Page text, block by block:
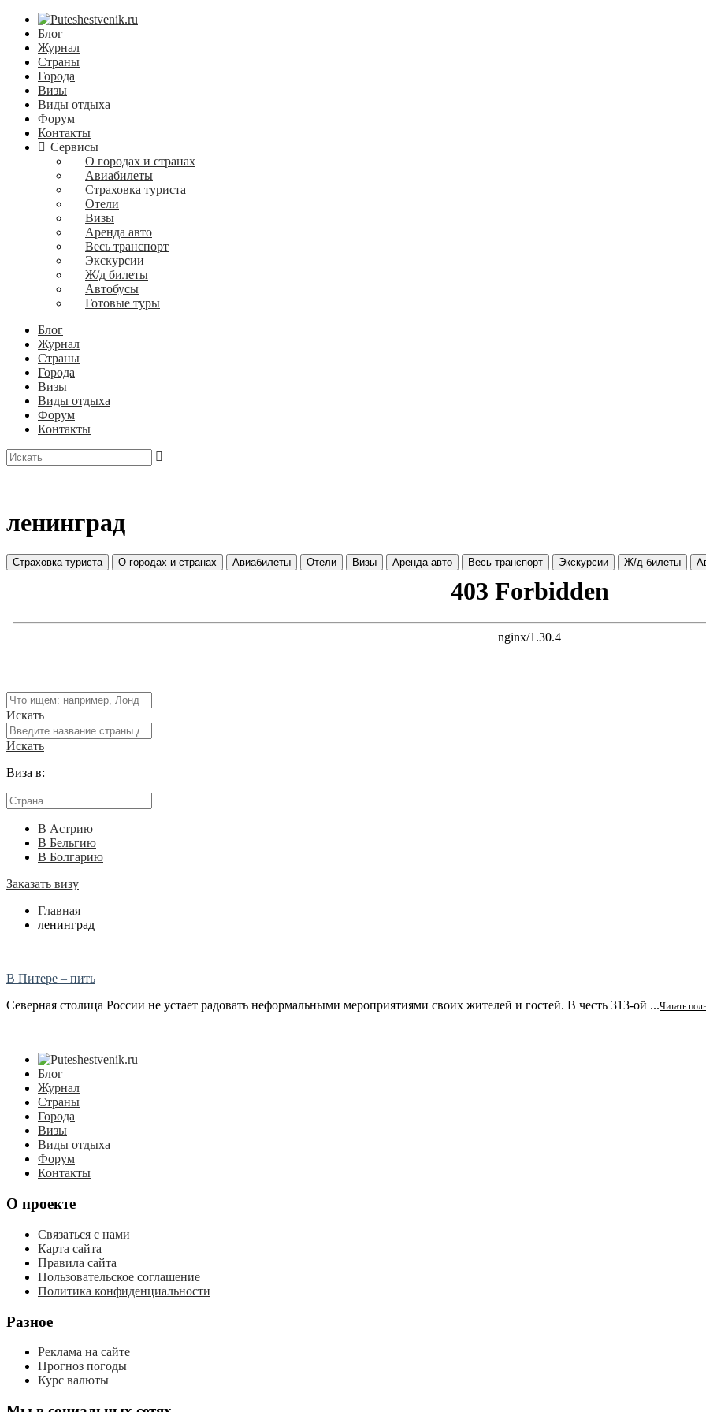
Блог
Журнал
Страны
Города
Визы
Виды отдыха
Форум
Контакты
Сервисы
О городах и странах
Авиабилеты
Страховка туриста
Отели
Визы
Аренда авто
Весь транспорт
Экскурсии
Ж/д билеты
Автобусы
Готовые туры
Блог
Журнал
Страны
Города
Визы
Виды отдыха
Форум
Контакты
ленинград
Страховка туриста О городах и странах Авиабилеты Отели Визы Аренда авто Весь транспорт Экскурсии Ж/д билеты
Искать
Искать
Виза в:
В Астрию
В Бельгию
В Болгарию
Заказать визу
Главная
ленинград
В Питере – пить
Северная столица России не устает радовать неформальными мероприятиями своих жителей и гостей. В честь 313-ой ...Читать
Блог
Журнал
Страны
Города
Визы
Виды отдыха
Форум
Контакты
О проекте
Связаться с нами
Карта сайта
Правила сайта
Пользовательское соглашение
Политика конфиденциальности
Разное
Реклама на сайте
Прогноз погоды
Курс валюты